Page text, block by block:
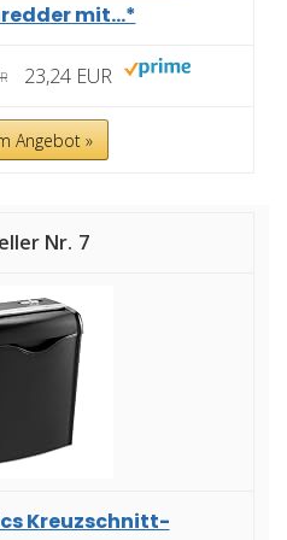
mit...*
23,24 EUR
Angebot »
7
Kreuzschnitt-